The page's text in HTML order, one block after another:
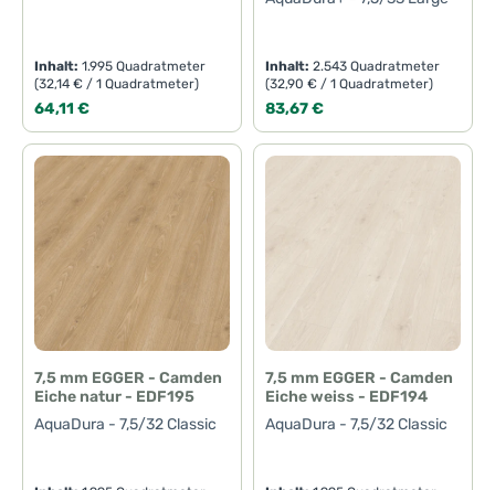
Inhalt:1.995 Quadratmeter
(32,14 € / 1 Quadratmeter)
Regulärer Preis:
64,11 €
Inhalt:2.543 Quadratmeter
(32,90 € / 1 Quadratmeter)
Regulärer Preis:
83,67 €
7,5 mm EGGER - Camden
Eiche natur - EDF195
AquaDura - 7,5/32 Classic
7,5 mm EGGER - Camden
Eiche weiss - EDF194
AquaDura - 7,5/32 Classic